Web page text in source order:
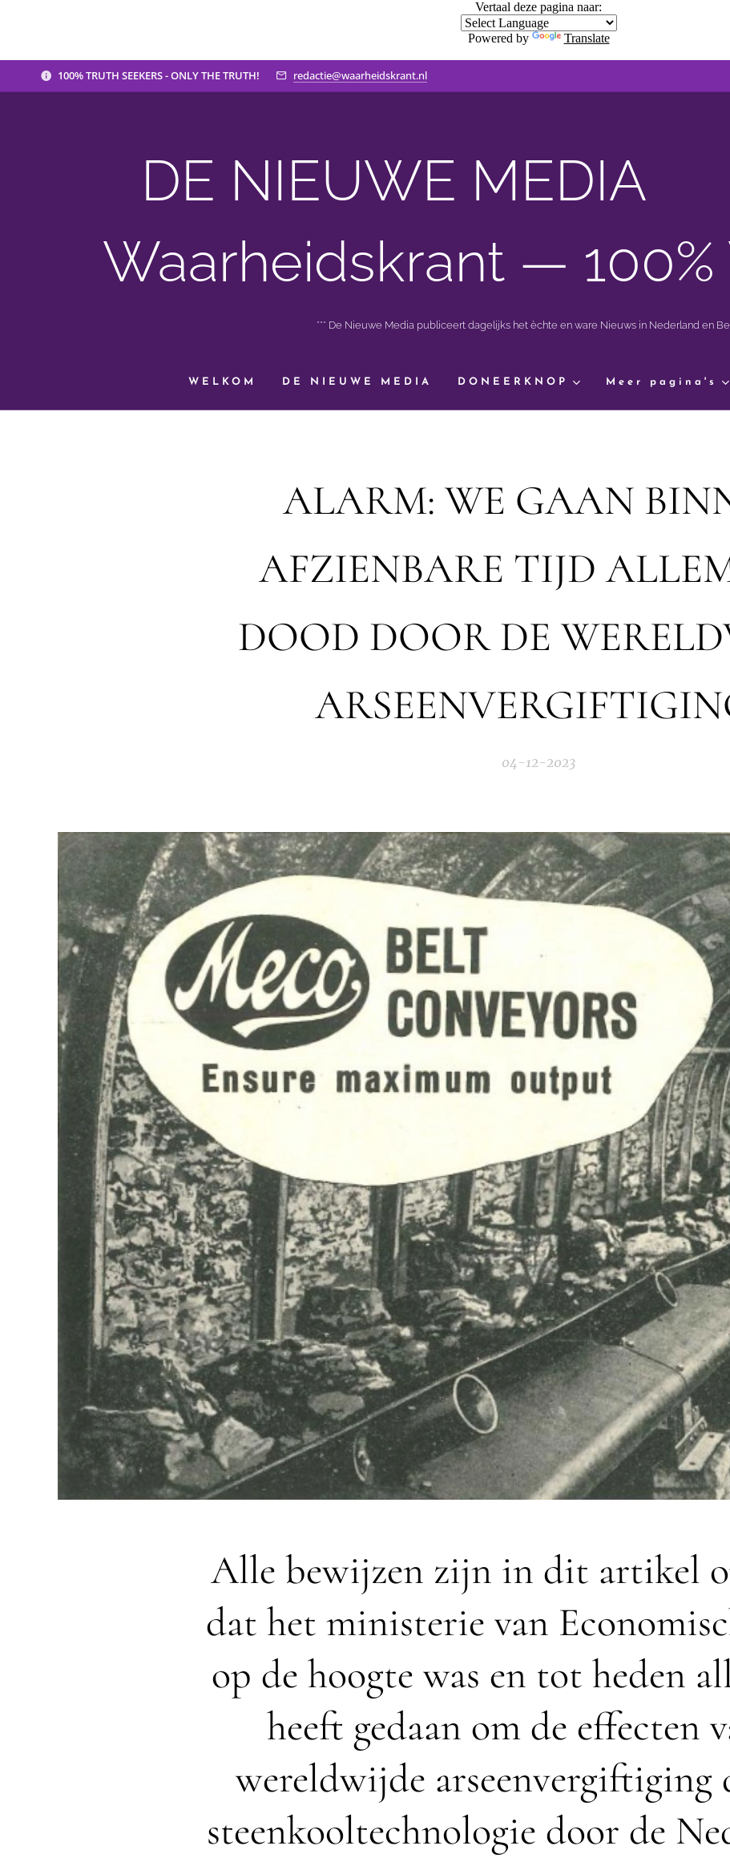
Vertaal deze pagina naar:
Powered by Translate
100% TRUTH SEEKERS - ONLY THE TRUTH! redactie@waarheidskrant.nl
DE NIEUWE MEDIA
Waarheidskrant — 100%
*** De Nieuwe Media publiceert dagelijks het èchte en ware Nieuws in Nederland en
WELKOM DE NIEUWE MEDIA DONEERKNOP Meer pagina's
ALARM: WE GAAN
AFZIENBARE TIJD
DOOD DOOR DE
04-12-2023
Alle bewijzen zijn in dit artikel
dat het ministerie van
op de hoogte was en tot heden
heeft gedaan om de effecten
wereldwijde arseenvergiftiging
steenkooltechnologie door de